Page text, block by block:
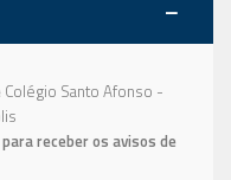
Colégio Santo Afonso -
receber os avisos de